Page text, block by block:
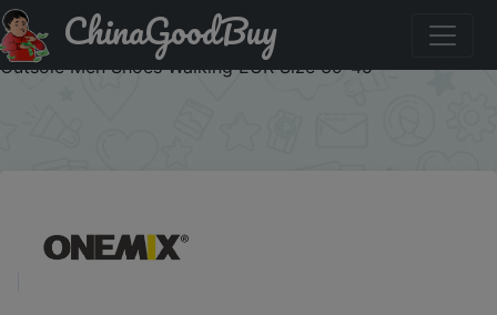
Придбати по знижці ONEMIX Skateboarding Shoes Light
Cool Sneakers Soft Micro Fiber Leather Upper Elastic
Outsole Men Shoes Walking EUR Size 39-45
ChinaGoodBuy